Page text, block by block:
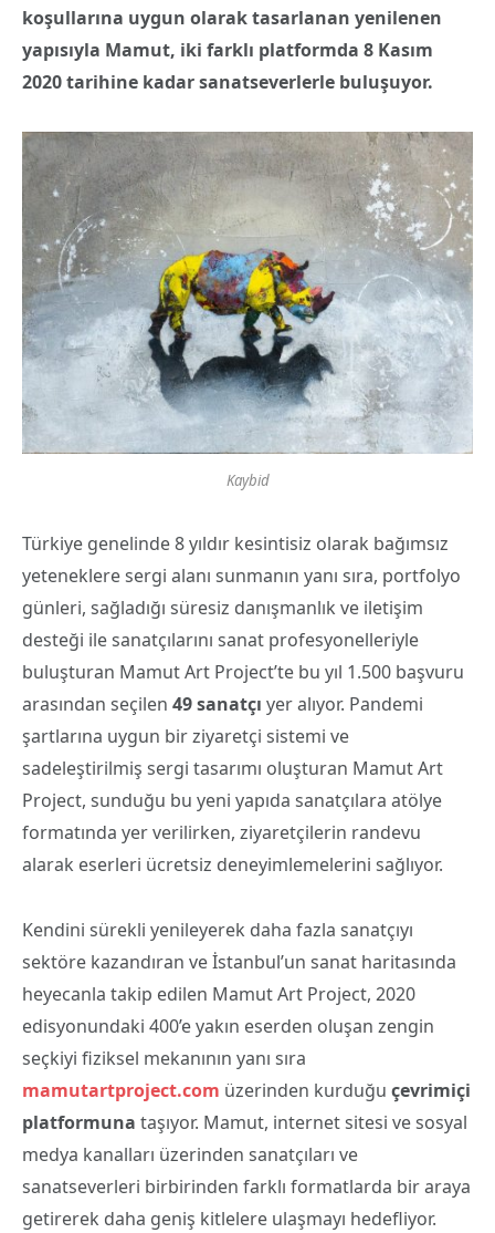
koşullarına uygun olarak tasarlanan yenilenen
yapısıyla Mamut, iki farklı platformda 8 Kasım
2020 tarihine kadar sanatseverlerle buluşuyor.
Kaybid
Türkiye genelinde 8 yıldır kesintisiz olarak bağımsız
yeteneklere sergi alanı sunmanın yanı sıra, portfolyo
günleri, sağladığı süresiz danışmanlık ve iletişim
desteği ile sanatçılarını sanat profesyonelleriyle
buluşturan Mamut Art Project’te bu yıl 1.500 başvuru
arasından seçilen 49 sanatçı yer alıyor. Pandemi
şartlarına uygun bir ziyaretçi sistemi ve
sadeleştirilmiş sergi tasarımı oluşturan Mamut Art
Project, sunduğu bu yeni yapıda sanatçılara atölye
formatında yer verilirken, ziyaretçilerin randevu
alarak eserleri ücretsiz deneyimlemelerini sağlıyor.
Kendini sürekli yenileyerek daha fazla sanatçıyı
sektöre kazandıran ve İstanbul’un sanat haritasında
heyecanla takip edilen Mamut Art Project, 2020
edisyonundaki 400’e yakın eserden oluşan zengin
seçkiyi fiziksel mekanının yanı sıra
mamutartproject.com üzerinden kurduğu çevrimiçi
platformuna taşıyor. Mamut, internet sitesi ve sosyal
medya kanalları üzerinden sanatçıları ve
sanatseverleri birbirinden farklı formatlarda bir araya
getirerek daha geniş kitlelere ulaşmayı hedefliyor.